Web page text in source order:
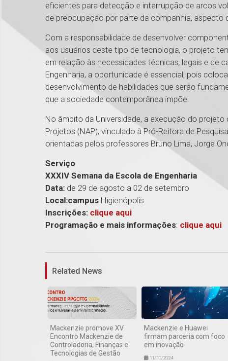
eficientes para detecção e interrupção de arcos
de preocupação por parte da companhia, aspecto
Com a responsabilidade de desenvolver
aos usuários deste tipo de tecnologia, o projeto
em relação às necessidades técnicas, legais e de
Engenharia, a oportunidade é essencial, pois
desenvolvimento de habilidades que serão
que a sociedade contemporânea impõe.
No âmbito da Universidade, a execução do
Projetos (NAP), vinculado à Pró-Reitora de
orientadas pelos professores Bruno Lima, Jorge
Serviço
XXXIV Semana da Escola de Engenharia
Data: de 29 de agosto a 02 de setembro
Local:campus Higienópolis
Inscrições: clique aqui
Programação e mais informações: clique aqui
Related News
Mackenzie promove XV
Encontro Mackenzie de
Controladoria, Finanças e
Tecnologias de Gestão
Mackenzie e Huawei
firmam parceria com foco
em inovação
11/10/2024